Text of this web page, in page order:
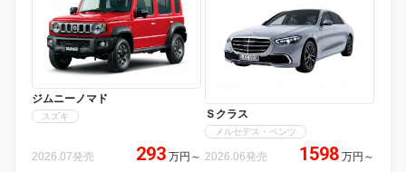
ジムニーノマド
スズキ
2026.07発売 293 万円 ～
Ｓクラス
メルセデス・ベンツ
2026.06発売 1598 万円 ～